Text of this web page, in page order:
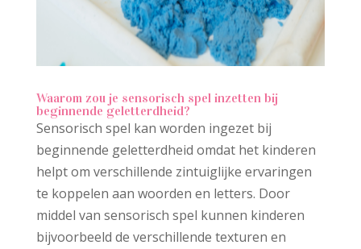
Waarom zou je sensorisch spel inzetten bij
beginnende geletterdheid?
Sensorisch spel kan worden ingezet bij
beginnende geletterdheid omdat het kinderen
helpt om verschillende zintuiglijke ervaringen
te koppelen aan woorden en letters. Door
middel van sensorisch spel kunnen kinderen
bijvoorbeeld de verschillende texturen en